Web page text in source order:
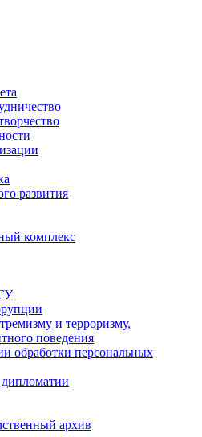
развития
комплекс
и терроризму,
поведения
обработки персональных
архив